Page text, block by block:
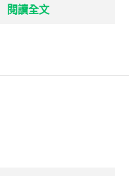
閱讀全文